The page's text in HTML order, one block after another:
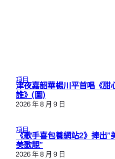
項目
津夜嘉韶華楊川平首唱《甜
誰》(圖)
2026 年 8 月 9 日
項目
《歌手喜包養網站2》捧出”
美歌靚”
2026 年 8 月 9 日